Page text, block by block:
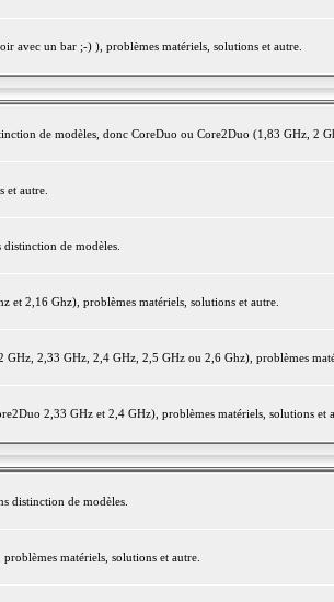
avec un bar ;-) ), problèmes matériels, solutions et autre.
de modèles, donc CoreDuo ou Core2Duo (1,83 GHz, 2
et autre.
de modèles.
et 2,16 Ghz), problèmes matériels, solutions et autre.
2,33 GHz, 2,4 GHz, 2,5 GHz ou 2,6 Ghz), problèmes
2,33 GHz et 2,4 GHz), problèmes matériels, solutions et
distinction de modèles.
matériels, solutions et autre.